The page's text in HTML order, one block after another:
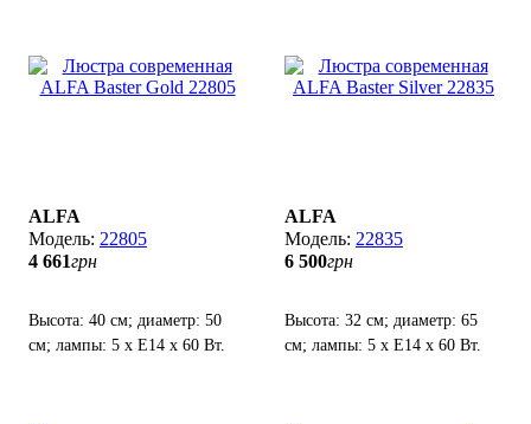
ALFA
22805
4 661грн
Высота: 40 см; диаметр: 50
см; лампы: 5 х Е14 х 60 Вт.
ALFA
22835
6 500грн
Высота: 32 см; диаметр: 65
см; лампы: 5 х Е14 х 60 Вт.